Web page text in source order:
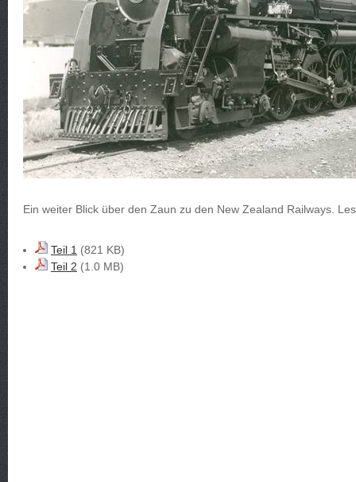
Ein weiter Blick über den Zaun zu den New Zealand Railways.
Teil 1 (821 KB)
Teil 2 (1.0 MB)